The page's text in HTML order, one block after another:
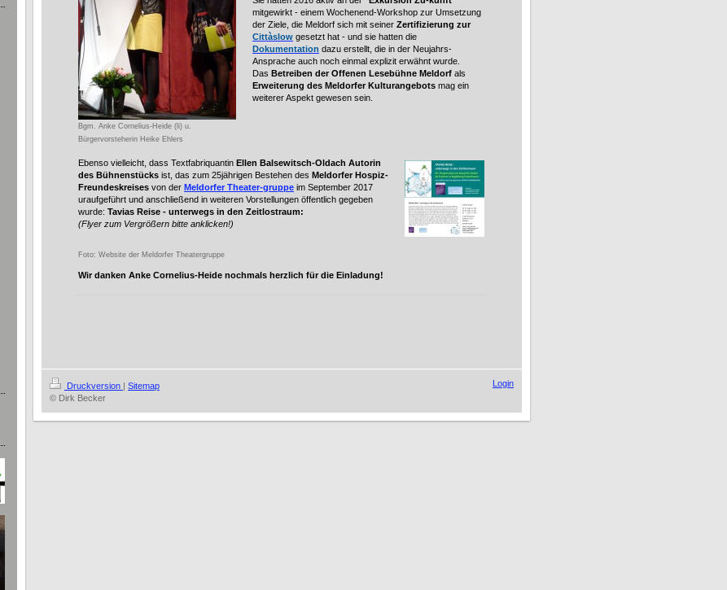
Bgm. Anke Cornelius-Heide (li) u.
Bürgervorsteherin Heike Ehlers
mitgewirkt - einem Wochenend-Workshop zur Umsetzung
der Ziele, die Meldorf sich mit seiner Zertifizierung zur
Cittàslow gesetzt hat - und sie hatten die
Dokumentation dazu erstellt, die in der Neujahrs-
Ansprache auch noch einmal explizit erwähnt wurde.
Das Betreiben der Offenen Lesebühne Meldorf als
Erweiterung des Meldorfer Kulturangebots mag ein
weiterer Aspekt gewesen sein.
Ebenso vielleicht, dass Textfabriquantin Ellen Balsewitsch-Oldach Autorin
des Bühnenstücks ist, das zum 25jährigen Bestehen des Meldorfer Hospiz-
Freundeskreises von der Meldorfer Theater-gruppe im September 2017
uraufgeführt und anschließend in weiteren Vorstellungen öffentlich gegeben
wurde: Tavias Reise - unterwegs in den Zeitlostraum:
(Flyer zum Vergrößern bitte anklicken!)
Foto: Website der Meldorfer Theatergruppe
Wir danken Anke Cornelius-Heide nochmals herzlich für die Einladung!
Druckversion | Sitemap
© Dirk Becker
Login